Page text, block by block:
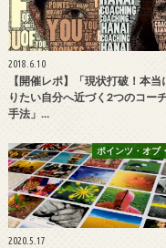
2018.6.10
【開催レポ】「現状打破！本当
りたい自分へ近づく2つのコー
手法」…
ポインツ・オブ
2020.5.17